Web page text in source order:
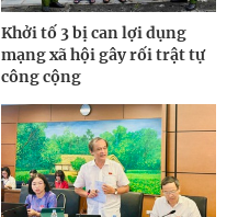
Khởi tố 3 bị can lợi dụng
mạng xã hội gây rối trật tự
công cộng